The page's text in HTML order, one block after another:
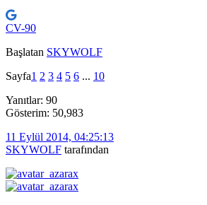
CV-90
Başlatan SKYWOLF
Sayfa1 2 3 4 5 6 ... 10
Yanıtlar: 90
Gösterim: 50,983
11 Eylül 2014, 04:25:13
SKYWOLF tarafından